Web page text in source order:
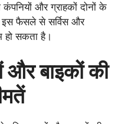
और ग्राहकों दोनों के
इस फैसले से सर्विस और
हो सकता है।
और बाइकों की